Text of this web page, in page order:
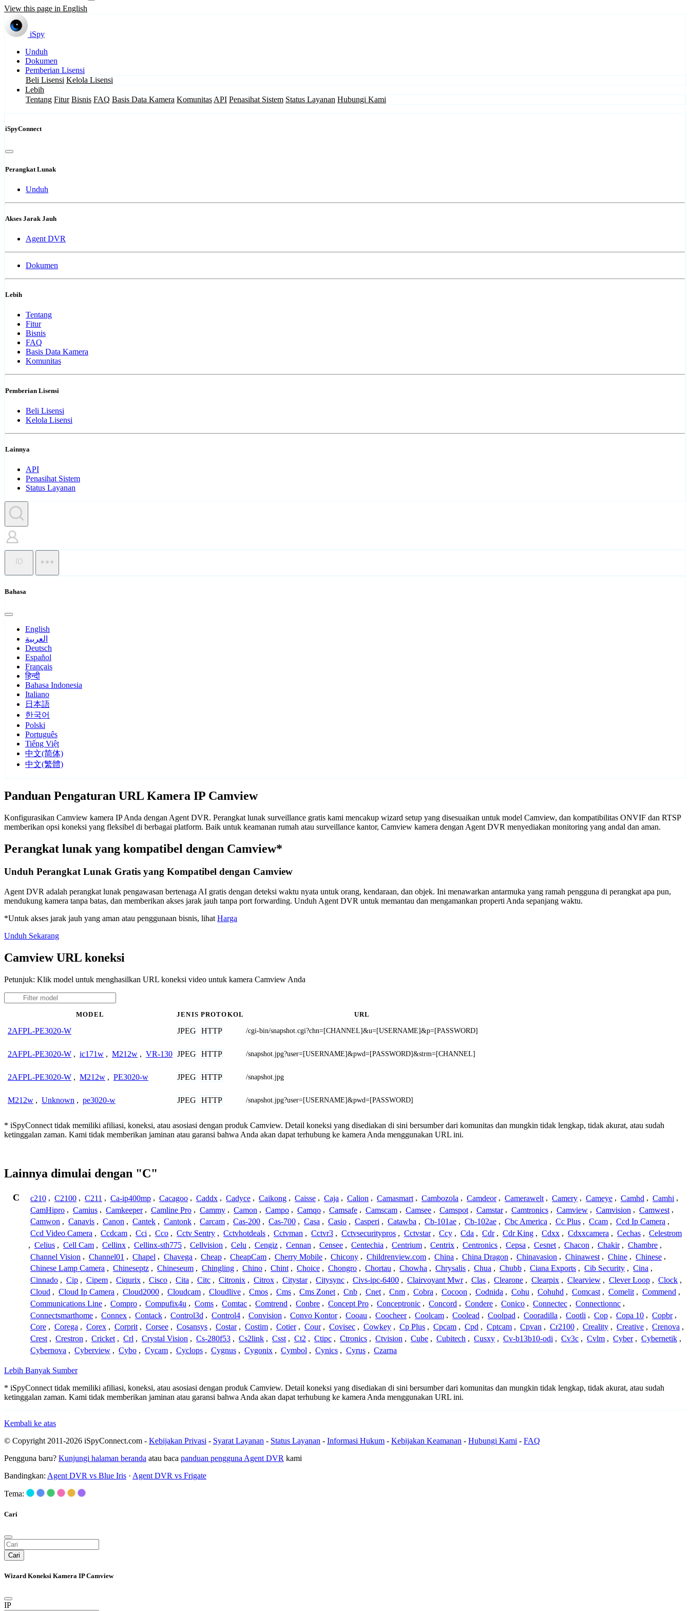
View this page in English
iSpy
Unduh
Dokumen
Pemberian Lisensi
Beli Lisensi Kelola Lisensi
Lebih
Tentang Fitur Bisnis FAQ Basis Data Kamera Komunitas API Penasihat Sistem Status Layanan Hubungi Kami
iSpyConnect
Perangkat Lunak
Unduh
Akses Jarak Jauh
Agent DVR
Dokumen
Lebih
Tentang
Fitur
Bisnis
FAQ
Basis Data Kamera
Komunitas
Pemberian Lisensi
Beli Lisensi
Kelola Lisensi
Lainnya
API
Penasihat Sistem
Status Layanan
ID
Bahasa
English
العربية
Deutsch
Español
Français
हिन्दी
Bahasa Indonesia
Italiano
日本語
한국어
Polski
Português
Tiếng Việt
中文(简体)
中文(繁體)
Panduan Pengaturan URL Kamera IP Camview
Konfigurasikan Camview kamera IP Anda dengan Agent DVR. Perangkat lunak surveillance gratis kami mencakup wizard setup yang disesuaikan untuk model Camview, dan kompatibilitas ONVIF dan RTSP
memberikan opsi koneksi yang fleksibel di berbagai platform. Baik untuk keamanan rumah atau surveillance kantor, Camview kamera dengan Agent DVR menyediakan monitoring yang andal dan aman.
Perangkat lunak yang kompatibel dengan Camview*
Unduh Perangkat Lunak Gratis yang Kompatibel dengan Camview
Agent DVR adalah perangkat lunak pengawasan bertenaga AI gratis dengan deteksi waktu nyata untuk orang, kendaraan, dan objek. Ini menawarkan antarmuka yang ramah pengguna di perangkat apa pun,
mendukung kamera tanpa batas, dan memberikan akses jarak jauh tanpa port forwarding. Unduh Agent DVR untuk memantau dan mengamankan properti Anda sepanjang waktu.
*Untuk akses jarak jauh yang aman atau penggunaan bisnis, lihat Harga
Unduh Sekarang
Camview URL koneksi
Petunjuk: Klik model untuk menghasilkan URL koneksi video untuk kamera Camview Anda
MODEL JENIS PROTOKOL URL
2AFPL-PE3020-W JPEG HTTP /cgi-bin/snapshot.cgi?chn=[CHANNEL]&u=[USERNAME]&p=[PASSWORD]
2AFPL-PE3020-W , ic171w , M212w , VR-130 JPEG HTTP /snapshot.jpg?user=[USERNAME]&pwd=[PASSWORD]&strm=[CHANNEL]
2AFPL-PE3020-W , M212w , PE3020-w JPEG HTTP /snapshot.jpg
M212w , Unknown , pe3020-w JPEG HTTP /snapshot.jpg?user=[USERNAME]&pwd=[PASSWORD]
* iSpyConnect tidak memiliki afiliasi, koneksi, atau asosiasi dengan produk Camview. Detail koneksi yang disediakan di sini bersumber dari komunitas dan mungkin tidak lengkap, tidak akurat, atau sudah
ketinggalan zaman. Kami tidak memberikan jaminan atau garansi bahwa Anda akan dapat terhubung ke kamera Anda menggunakan URL ini.
Lainnya dimulai dengan "C"
C c210 , C2100 , C211 , Ca-ip400mp , Cacagoo , Caddx , Cadyce , Caikong , Caisse , Caja , Calion , Camasmart , Cambozola , Camdeor , Camerawelt , Camery , Cameye , Camhd , Camhi ,
CamHipro , Camius , Camkeeper , Camline Pro , Cammy , Camon , Campo , Camqo , Camsafe , Camscam , Camsee , Camspot , Camstar , Camtronics , Camview , Camvision , Camwest ,
Camwon , Canavis , Canon , Cantek , Cantonk , Carcam , Cas-200 , Cas-700 , Casa , Casio , Casperi , Catawba , Cb-101ae , Cb-102ae , Cbc America , Cc Plus , Ccam , Ccd Ip Camera ,
Ccd Video Camera , Ccdcam , Cci , Cco , Cctv Sentry , Cctvhotdeals , Cctvman , Cctvr3 , Cctvsecuritypros , Cctvstar , Ccy , Cda , Cdr , Cdr King , Cdxx , Cdxxcamera , Cechas , Celestrom
, Celius , Cell Cam , Cellinx , Cellinx-sth775 , Cellvision , Celu , Cengiz , Cennan , Censee , Centechia , Centrium , Centrix , Centronics , Cepsa , Cesnet , Chacon , Chakir , Chambre ,
Channel Vision , Channel01 , Chapel , Chavega , Cheap , CheapCam , Cherry Mobile , Chicony , Childrenview.com , China , China Dragon , Chinavasion , Chinawest , Chine , Chinese ,
Chinese Lamp Camera , Chineseptz , Chineseum , Chingling , Chino , Chint , Choice , Chongro , Chortau , Chowha , Chrysalis , Chua , Chubb , Ciana Exports , Cib Security , Cina ,
Cinnado , Cip , Cipem , Ciqurix , Cisco , Cita , Citc , Citronix , Citrox , Citystar , Citysync , Civs-ipc-6400 , Clairvoyant Mwr , Clas , Clearone , Clearpix , Clearview , Clever Loop , Clock ,
Cloud , Cloud Ip Camera , Cloud2000 , Cloudcam , Cloudlive , Cmos , Cms , Cms Zonet , Cnb , Cnet , Cnm , Cobra , Cocoon , Codnida , Cohu , Cohuhd , Comcast , Comelit , Commend ,
Communications Line , Compro , Compufix4u , Coms , Comtac , Comtrend , Conbre , Concept Pro , Conceptronic , Concord , Condere , Conico , Connectec , Connectionnc ,
Connectsmarthome , Connex , Contack , Control3d , Control4 , Convision , Convo Kontor , Cooau , Coocheer , Coolcam , Coolead , Coolpad , Cooradilla , Cootli , Cop , Copa 10 , Copbr ,
Core , Corega , Corex , Corprit , Corsee , Cosansys , Costar , Costim , Cotier , Cour , Covisec , Cowkey , Cp Plus , Cpcam , Cpd , Cptcam , Cpvan , Cr2100 , Creality , Creative , Crenova ,
Crest , Crestron , Cricket , Crl , Crystal Vision , Cs-280f53 , Cs2link , Csst , Ct2 , Ctipc , Ctronics , Ctvision , Cube , Cubitech , Cusxy , Cv-b13b10-odi , Cv3c , Cvlm , Cyber , Cybernetik ,
Cybernova , Cyberview , Cybo , Cycam , Cyclops , Cygnus , Cygonix , Cymbol , Cynics , Cyrus , Czarna
Lebih Banyak Sumber
* iSpyConnect tidak memiliki afiliasi, koneksi, atau asosiasi dengan produk Camview. Detail koneksi yang disediakan di sini bersumber dari komunitas dan mungkin tidak lengkap, tidak akurat, atau sudah
ketinggalan zaman. Kami tidak memberikan jaminan atau garansi bahwa Anda akan dapat terhubung ke kamera Anda menggunakan URL ini.
Kembali ke atas
© Copyright 2011-2026 iSpyConnect.com - Kebijakan Privasi - Syarat Layanan - Status Layanan - Informasi Hukum - Kebijakan Keamanan - Hubungi Kami - FAQ
Pengguna baru? Kunjungi halaman beranda atau baca panduan pengguna Agent DVR kami
Bandingkan: Agent DVR vs Blue Iris · Agent DVR vs Frigate
Tema:
Cari
Cari
Wizard Koneksi Kamera IP Camview
IP